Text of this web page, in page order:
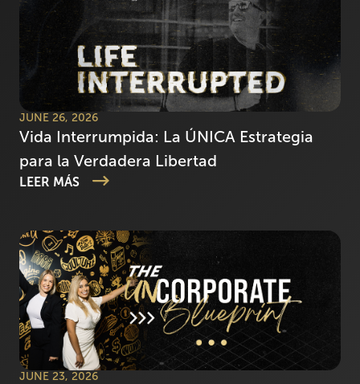
JUNE 26, 2026
Vida Interrumpida: La ÚNICA Estrategia
para la Verdadera Libertad
LEER MÁS
JUNE 23, 2026